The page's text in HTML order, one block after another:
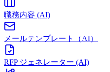
職務内容 (AI)
メールテンプレート（AI）
RFP ジェネレーター (AI)